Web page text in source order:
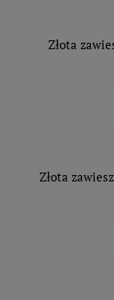
Złota
Złota